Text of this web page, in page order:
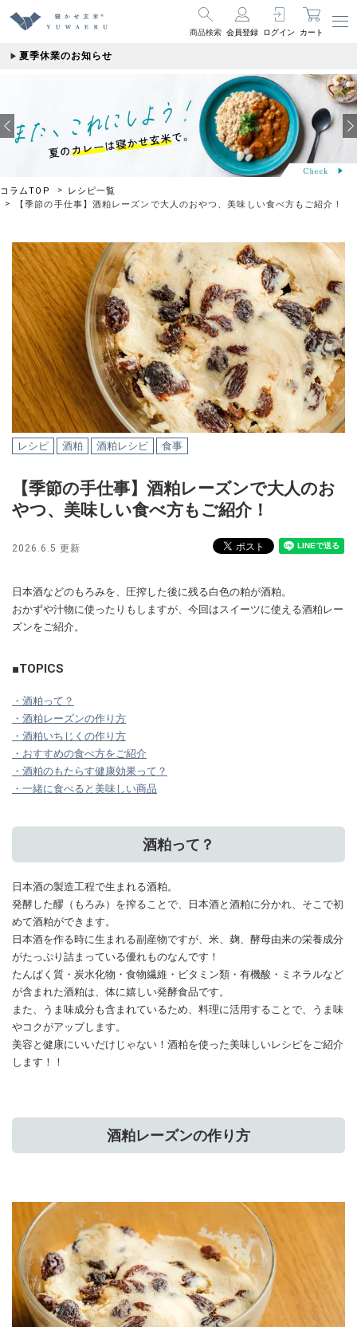
商品検索 会員登録 ログイン カート
夏季休業のお知らせ
コラムTOP
レシピ一覧
【季節の手仕事】酒粕レーズンで大人のおやつ、美味しい食べ方もご紹介！
レシピ 酒粕 酒粕レシピ 食事
【季節の手仕事】酒粕レーズンで大人のお
やつ、美味しい食べ方もご紹介！
2026.6.5 更新
日本酒などのもろみを、圧搾した後に残る白色の粕が酒粕。
おかずや汁物に使ったりもしますが、今回はスイーツに使える酒粕レー
ズンをご紹介。
■TOPICS
・酒粕って？
・酒粕レーズンの作り方
・酒粕いちじくの作り方
・おすすめの食べ方をご紹介
・酒粕のもたらす健康効果って？
・一緒に食べると美味しい商品
酒粕って？
日本酒の製造工程で生まれる酒粕。
発酵した醪（もろみ）を搾ることで、日本酒と酒粕に分かれ、そこで初
めて酒粕ができます。
日本酒を作る時に生まれる副産物ですが、米、麹、酵母由来の栄養成分
がたっぷり詰まっている優れものなんです！
たんぱく質・炭水化物・食物繊維・ビタミン類・有機酸・ミネラルなど
が含まれた酒粕は、体に嬉しい発酵食品です。
また、うま味成分も含まれているため、料理に活用することで、うま味
やコクがアップします。
美容と健康にいいだけじゃない！酒粕を使った美味しいレシピをご紹介
します！！
酒粕レーズンの作り方